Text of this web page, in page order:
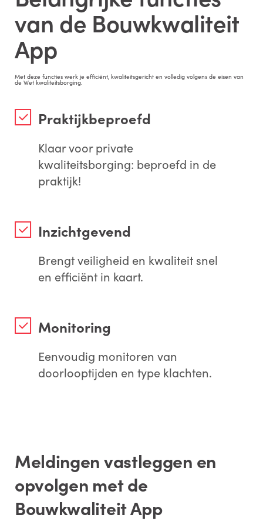
van de Bouwkwaliteit
App
Met deze functies werk je efficiënt, kwaliteitsgericht en volledig volgens de eisen van
de Wet kwaliteitsborging.
Praktijkbeproefd
Klaar voor private
kwaliteitsborging: beproefd in de
praktijk!
Inzichtgevend
Brengt veiligheid en kwaliteit snel
en efficiënt in kaart.
Monitoring
Eenvoudig monitoren van
doorlooptijden en type klachten.
Meldingen vastleggen en
opvolgen met de
Bouwkwaliteit App